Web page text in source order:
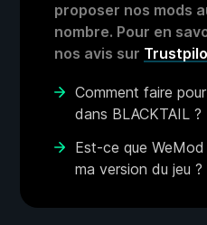
proposer nos mods
nombre. Pour en
nos avis sur
Comment faire
dans BLACKTAIL ?
Est-ce que
ma version du jeu ?